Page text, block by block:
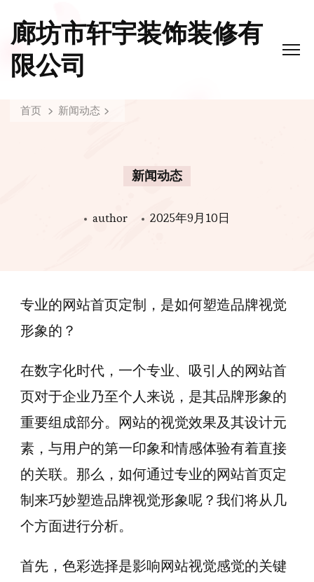
廊坊市轩宇装饰装修有
限公司
首页 新闻动态
新闻动态
author 2025年9月10日
专业的网站首页定制，是如何塑造品牌视觉
形象的？
在数字化时代，一个专业、吸引人的网站首
页对于企业乃至个人来说，是其品牌形象的
重要组成部分。网站的视觉效果及其设计元
素，与用户的第一印象和情感体验有着直接
的关联。那么，如何通过专业的网站首页定
制来巧妙塑造品牌视觉形象呢？我们将从几
个方面进行分析。
首先，色彩选择是影响网站视觉感觉的关键